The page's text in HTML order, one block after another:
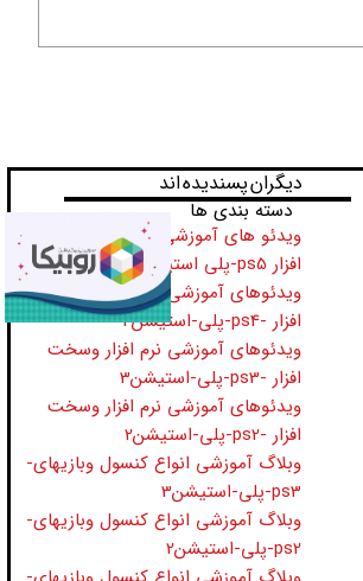
​​​دیگران پسندیده اند
دسته بندی ها
ویدئو های آموزشی نرم افزار وسخت
افزار ps5-پلی استیشن5
ویدئوهای آموزشی نرم افزار وسخت
افزار -ps4-پلی-استیشن4
ویدئوهای آموزشی نرم افزار وسخت
افزار -ps3-پلی-استیشن3
ویدئوهای آموزشی نرم افزار وسخت
افزار -ps2-پلی-استیشن2
وبلاگ آموزشی انواع کنسول وبازیهای-
ps3-پلی-استیشن3
وبلاگ آموزشی انواع کنسول وبازیهای-
ps2-پلی-استیشن2